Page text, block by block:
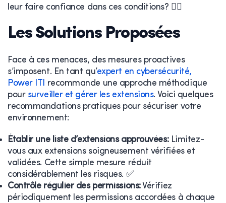
leur faire confiance dans ces conditions? 🤷‍♂️
Les Solutions Proposées
Face à ces menaces, des mesures proactives
s’imposent. En tant qu’expert en cybersécurité,
Power ITI recommande une approche méthodique
pour surveiller et gérer les extensions. Voici quelques
recommandations pratiques pour sécuriser votre
environnement:
Établir une liste d’extensions approuvées:Limitez-
vous aux extensions soigneusement vérifiées et
validées. Cette simple mesure réduit
considérablement les risques. ✅
Contrôle régulier des permissions:Vérifiez
périodiquement les permissions accordées à chaque